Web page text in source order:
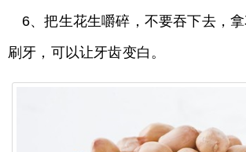
6、把生花生嚼碎，不要吞下去，
刷牙，可以让牙齿变白。